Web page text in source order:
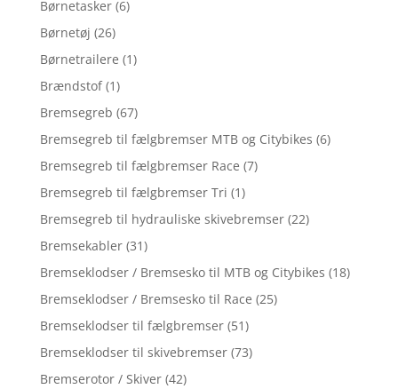
Børnetasker (6)
Børnetøj (26)
Børnetrailere (1)
Brændstof (1)
Bremsegreb (67)
Bremsegreb til fælgbremser MTB og Citybikes (6)
Bremsegreb til fælgbremser Race (7)
Bremsegreb til fælgbremser Tri (1)
Bremsegreb til hydrauliske skivebremser (22)
Bremsekabler (31)
Bremseklodser / Bremsesko til MTB og Citybikes (18)
Bremseklodser / Bremsesko til Race (25)
Bremseklodser til fælgbremser (51)
Bremseklodser til skivebremser (73)
Bremserotor / Skiver (42)